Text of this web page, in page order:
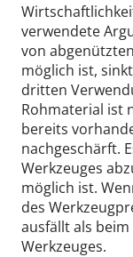
verwendete
von
möglich ist,
dritten
Rohmaterial ist
bereits
nachgeschärft.
Werkzeuges
möglich ist.
des
ausfällt als
Werkzeuges.